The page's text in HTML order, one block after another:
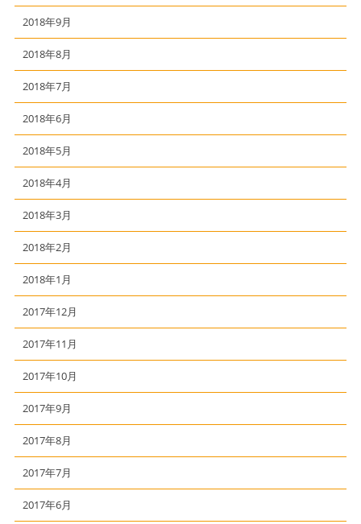
2018年9月
2018年8月
2018年7月
2018年6月
2018年5月
2018年4月
2018年3月
2018年2月
2018年1月
2017年12月
2017年11月
2017年10月
2017年9月
2017年8月
2017年7月
2017年6月